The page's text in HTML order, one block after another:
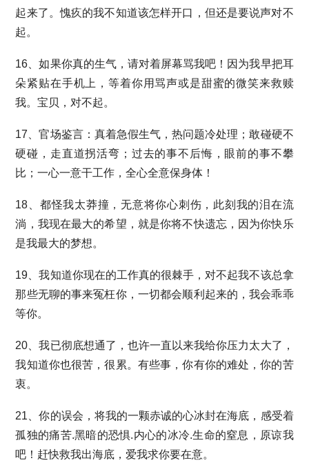
起来了。愧疚的我不知道该怎样开口，但还是要说声对不
起。
16、如果你真的生气，请对着屏幕骂我吧！因为我早把耳
朵紧贴在手机上，等着你用骂声或是甜蜜的微笑来救赎
我。宝贝，对不起。
17、官场鉴言：真着急假生气，热问题冷处理；敢碰硬不
硬碰，走直道拐活弯；过去的事不后悔，眼前的事不攀
比；一心一意干工作，全心全意保身体！
18、都怪我太莽撞，无意将你心刺伤，此刻我的泪在流
淌，我现在最大的希望，就是你将不快遗忘，因为你快乐
是我最大的梦想。
19、我知道你现在的工作真的很棘手，对不起我不该总拿
那些无聊的事来冤枉你，一切都会顺利起来的，我会乖乖
等你。
20、我已彻底想通了，也许一直以来我给你压力太大了，
我知道你也很苦，很累。有些事，你有你的难处，你的苦
衷。
21、你的误会，将我的一颗赤诚的心冰封在海底，感受着
孤独的痛苦.黑暗的恐惧.内心的冰冷.生命的窒息，原谅我
吧！赶快救我出海底，爱我求你要在意。